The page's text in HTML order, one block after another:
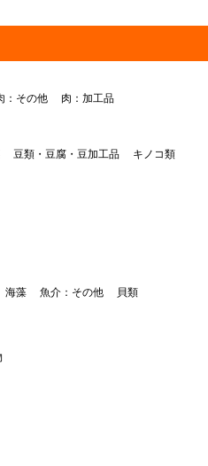
：その他 肉：加工品
豆類・豆腐・豆加工品
キノコ類
海藻 魚介：その他 貝類